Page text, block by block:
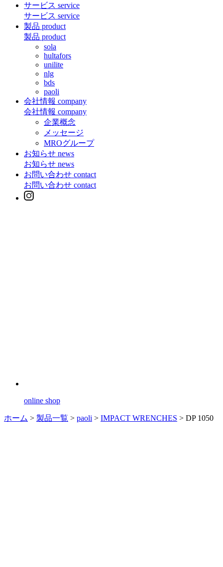
サービス service
サービス service
製品 product
製品 product
sola
hultafors
unilite
nlg
bds
paoli
会社情報 company
会社情報 company
企業概念
メッセージ
MROグループ
お知らせ news
お知らせ news
お問い合わせ contact
お問い合わせ contact
online shop
ホーム > 製品一覧 > paoli > IMPACT WRENCHES > DP 1050